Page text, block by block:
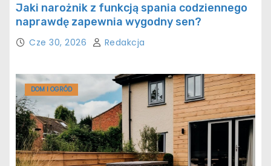
Jaki narożnik z funkcją spania codziennego
naprawdę zapewnia wygodny sen?
Cze 30, 2026 Redakcja
DOM I OGRÓD